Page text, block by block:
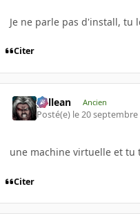
Je ne parle pas d'install, tu
Citer
gallean Ancien
Posté(e) le 20 septembre
une machine virtuelle et tu
Citer